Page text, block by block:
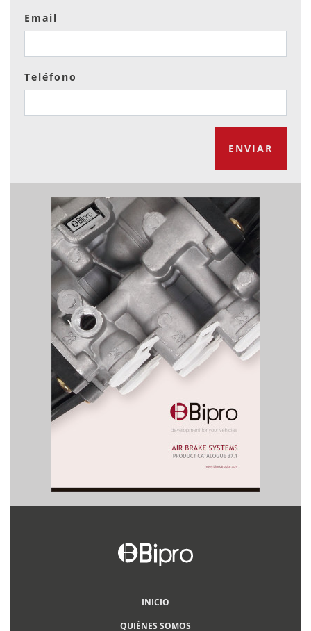
Email
Teléfono
ENVIAR
INICIO
QUIÉNES SOMOS